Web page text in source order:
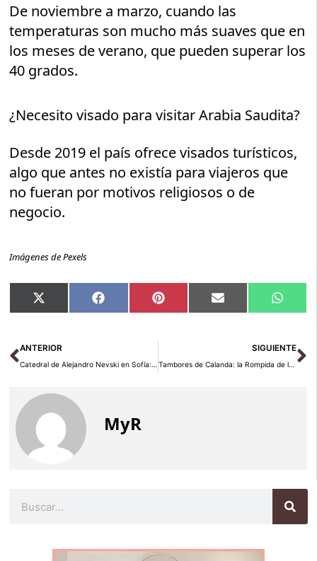
De noviembre a marzo, cuando las
temperaturas son mucho más suaves que en
los meses de verano, que pueden superar los
40 grados.
¿Necesito visado para visitar Arabia Saudita?
Desde 2019 el país ofrece visados turísticos,
algo que antes no existía para viajeros que
no fueran por motivos religiosos o de
negocio.
Imágenes de Pexels
Compartir
en
X
(Twitter)
Compartir
en
Facebook Compartir
en
Pinterest Compartir
en
Email
en
Ant
ANTERIOR
Catedral de Alejandro Nevski en Sofía: qué ver y cómo visitarla
SIGUIENTE
Tambores de Calanda: la Rompida de la Hora en Semana Santa
MyR